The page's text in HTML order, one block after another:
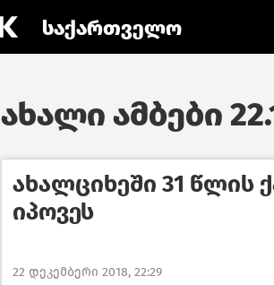
საქართველო
ახალი ამბები
ახალციხეში 31 წლის
იპოვეს
22 დეკემბერი 2018, 22:29